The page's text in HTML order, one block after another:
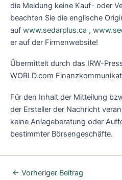
die Meldung keine Kauf- oder
beachten Sie die englische
auf www.sedarplus.ca ,
er auf der Firmenwebsite!
Übermittelt durch das IRW-
WORLD.com
Für den Inhalt der Mitteilung
der Ersteller der Nachricht
keine Anlageberatung oder
bestimmter Börsengeschäfte.
← Vorheriger Beitrag